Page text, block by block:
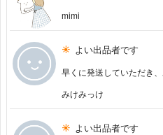
mimi
よい出品者です
早くに発送していただき
みけみっけ
よい出品者です